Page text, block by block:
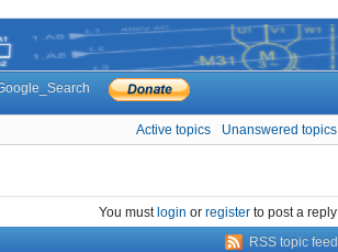
Active topics Unanswered topics
You mustlogin or register to post a reply
RSS topic feed